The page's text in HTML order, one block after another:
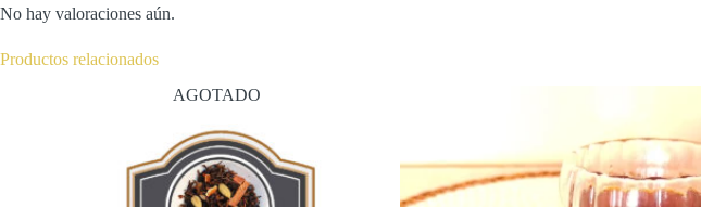
No hay valoraciones aún.
Productos relacionados
AGOTADO